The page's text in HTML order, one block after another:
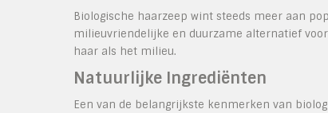
Biologische haarzeep wint steeds meer aan
milieuvriendelijke en duurzame alternatief
haar als het milieu.
Natuurlijke Ingrediënten
Een van de belangrijkste kenmerken van